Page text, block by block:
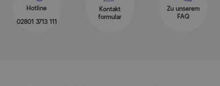
Farbe Gestell
Hotline
02801 3713 111
Kontakt
formular
Zu unserem
FAQ